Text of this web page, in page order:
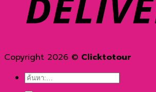
Copyright 2026 © Clicktotour
ค้นหา: